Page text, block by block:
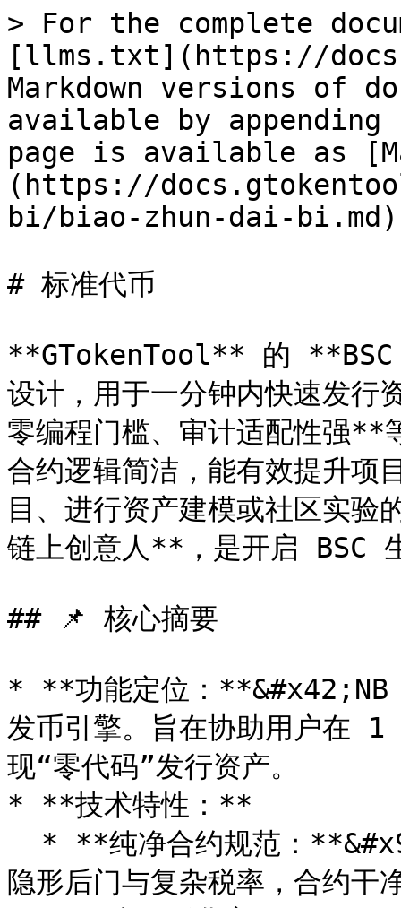
> For the complete
[llms.txt](https://
Markdown versions of
available by
page is available as
(https://
bi/biao-zhun-dai-
# 标准代币
**GTokenTool** 的 **BSC
设计，用于一分钟内快速发行
零编程门槛、审计适配性强**
合约逻辑简洁，能有效提升项
目、进行资产建模或社区实
链上创意人**，是开启 BSC
## 📌 核心摘要
* **功能定位：
发币引擎。旨在协助用户在 1
现“零代码”发行资产。
* **技术特性：**
隐形后门与复杂税率，合约干